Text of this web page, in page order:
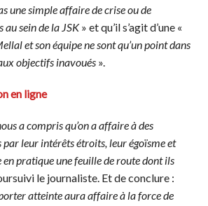
une simple affaire de crise ou de
sein de la JSK» et qu’il s’agit d’une «
et son équipe ne sont qu’un point dans
objectifs inavoués ».
en ligne
a compris qu’on a affaire à des
leur intérêts étroits, leur égoïsme et
en pratique une feuille de route dont ils
le journaliste. Et de conclure :
atteinte aura affaire à la force de